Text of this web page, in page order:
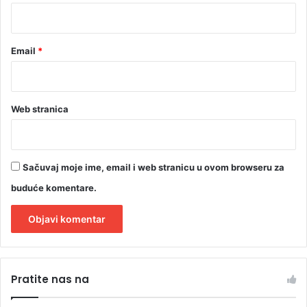
Email *
Web stranica
Sačuvaj moje ime, email i web stranicu u ovom browseru za
buduće komentare.
tPratite nas na